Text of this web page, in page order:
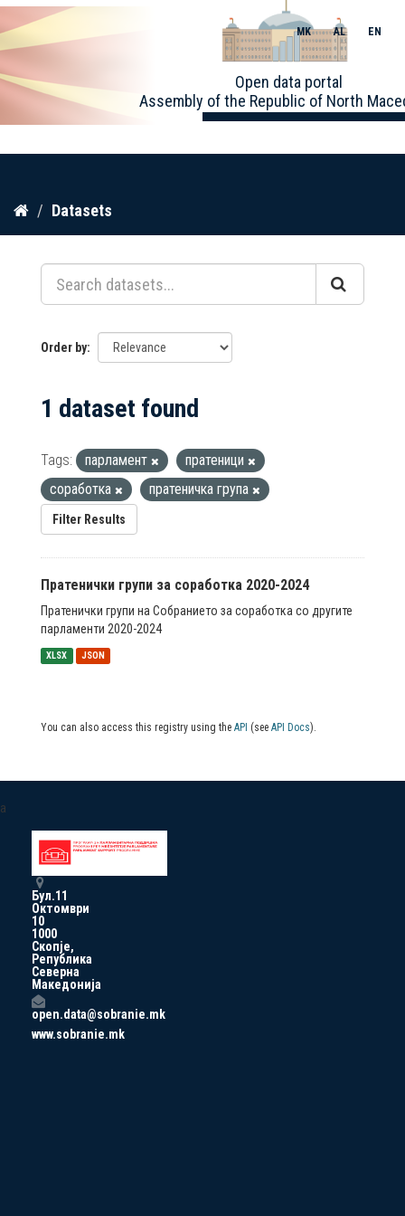
Skip
content
Open data portal
Assembly of the Republic of North
MK AL EN
Datasets
Order by
1 dataset found
Tags: парламент
пратеници
соработка
пратеничка група
Filter Results
Пратенички групи за соработка 2020-2024
Пратенички групи на Собранието за соработка со другите
парламенти 2020-2024
XLSX JSON
You can also access this registry using the API (see API Docs).
a
Бул.11
Октомври
10
1000
Скопје,
Република
Северна
Македонија
open.data@sobranie.mk
www.sobranie.mk